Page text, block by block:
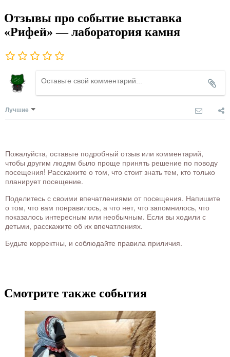
Отзывы про событие выставка
«Рифей» — лаборатория камня
Лучшие
Пожалуйста, оставьте подробный отзыв или комментарий,
чтобы другим людям было проще принять решение по поводу
посещения! Расскажите о том, что стоит знать тем, кто только
планирует посещение.
Поделитесь с своими впечатлениями от посещения. Напишите
о том, что вам понравилось, а что нет, что запомнилось, что
показалось интересным или необычным. Если вы ходили с
детьми, расскажите об их впечатлениях.
Будьте корректны, и соблюдайте правила приличия.
Смотрите также события